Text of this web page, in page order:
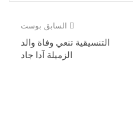
السابق بوست
التنسيقية تنعي وفاة والد
الزميلة آدا جاد